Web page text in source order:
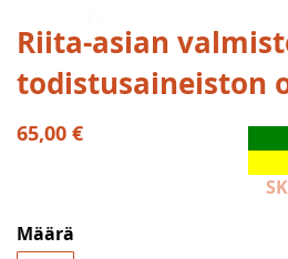
Skip
to
the
of
Riita-asian
todistusaineiston
65,00 €
Määrä